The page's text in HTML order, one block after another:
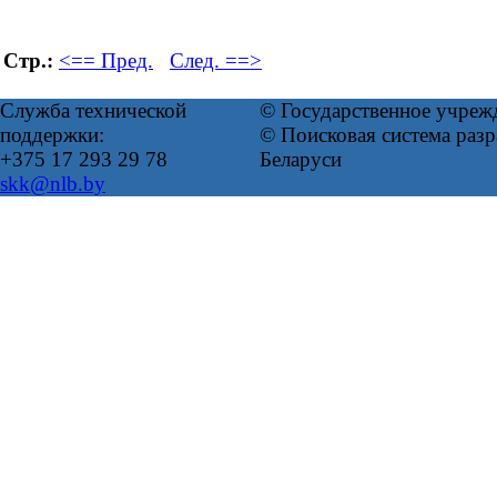
Стр.: <== Пред. След. ==>
Служба технической
поддержки:
+375 17 293 29 78
skk@nlb.by
© Государственное
© Поисковая система
Беларуси